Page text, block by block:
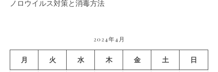
ノロウイルス対策と消毒方法
2024年4月
月 火 水 木 金 土 日